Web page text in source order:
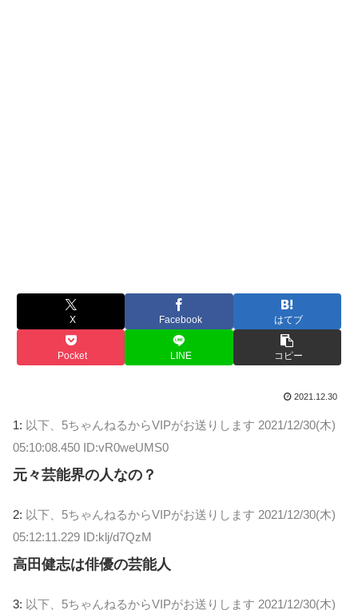
X Facebook はてブ
Pocket LINE コピー
2021.12.30
1: 以下、5ちゃんねるからVIPがお送りします 2021/12/30(木)
05:10:08.450 ID:vR0weUMS0
元々芸能界の人なの？
2: 以下、5ちゃんねるからVIPがお送りします 2021/12/30(木)
05:12:11.229 ID:klj/d7QzM
高田健志は俳優の芸能人
3: 以下、5ちゃんねるからVIPがお送りします 2021/12/30(木)